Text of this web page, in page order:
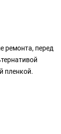
ремонта, перед
пленкой.